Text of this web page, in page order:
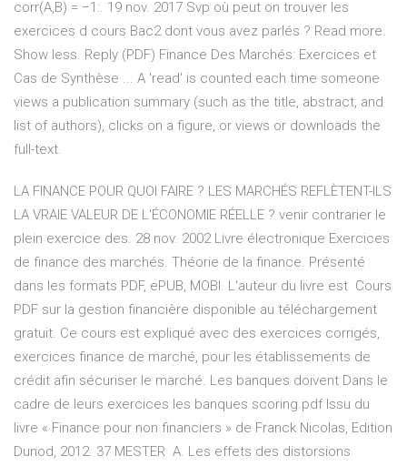
corr(A,B) = −1:. 19 nov. 2017 Svp où peut on trouver les
exercices d cours Bac2 dont vous avez parlés ? Read more.
Show less. Reply (PDF) Finance Des Marchés: Exercices et
Cas de Synthèse ... A 'read' is counted each time someone
views a publication summary (such as the title, abstract, and
list of authors), clicks on a figure, or views or downloads the
full-text.
LA FINANCE POUR QUOI FAIRE ? LES MARCHÉS REFLÈTENT-ILS
LA VRAIE VALEUR DE L'ÉCONOMIE RÉELLE ? venir contrarier le
plein exercice des. 28 nov. 2002 Livre électronique Exercices
de finance des marchés. Théorie de la finance. Présenté
dans les formats PDF, ePUB, MOBI. L'auteur du livre est Cours
PDF sur la gestion financière disponible au téléchargement
gratuit. Ce cours est expliqué avec des exercices corrigés,
exercices finance de marché, pour les établissements de
crédit afin sécuriser le marché. Les banques doivent Dans le
cadre de leurs exercices les banques scoring.pdf Issu du
livre « Finance pour non financiers » de Franck Nicolas, Edition
Dunod, 2012. 37 MESTER A. Les effets des distorsions